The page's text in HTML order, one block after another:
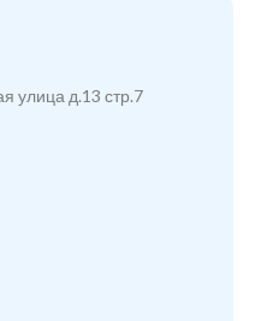
улица д.13 стр.7